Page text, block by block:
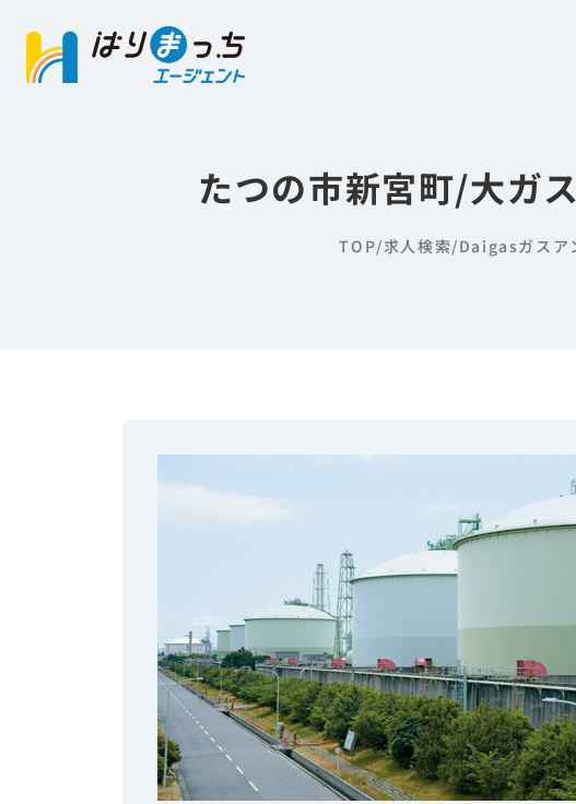
たつの市新宮町/大ガ
TOP/求人検索/Daigasガスア